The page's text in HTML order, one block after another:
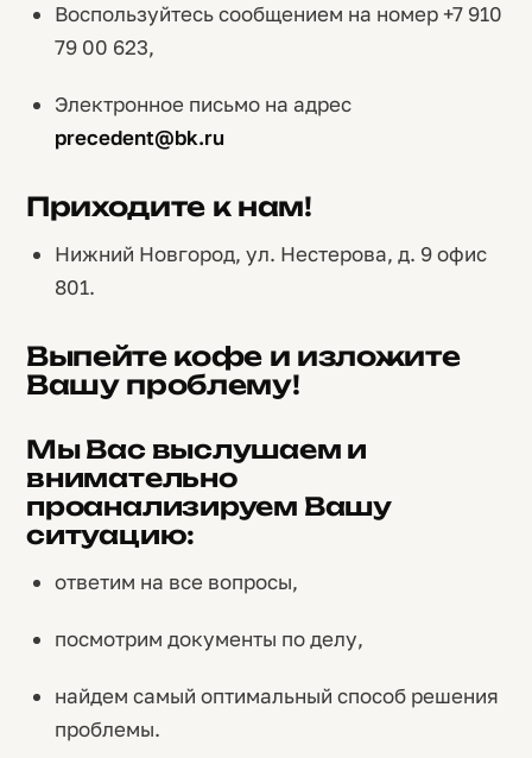
Воспользуйтесь сообщением на номер +7 910
79 00 623,
Электронное письмо на адрес
precedent@bk.ru
Приходите к нам!
Нижний Новгород, ул. Нестерова, д. 9 офис
801.
Выпейте кофе и изложите
Вашу проблему!
Мы Вас выслушаем и
внимательно
проанализируем Вашу
ситуацию:
ответим на все вопросы,
посмотрим документы по делу,
найдем самый оптимальный способ решения
проблемы.